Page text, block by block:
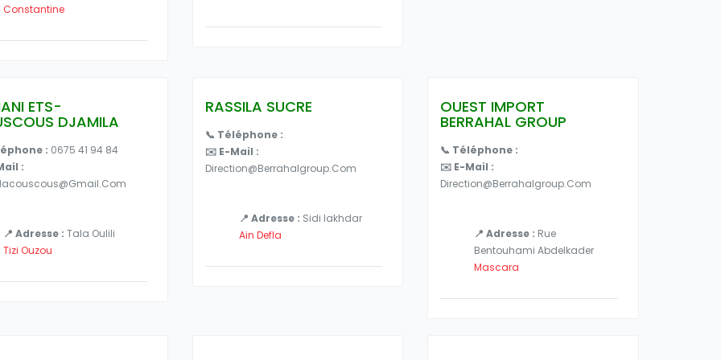
Constantine
ETS-
DJAMILA
: 0675 41 94 84
:
📍 Adresse : Tala Oulili
Tizi Ouzou
RASSILA SUCRE
📞 Téléphone :
✉️ E-Mail :
Direction@berrahalgroup.com
📍 Adresse : Sidi lakhdar
Ain Defla
OUEST IMPORT
BERRAHAL GROUP
📞 Téléphone :
✉️ E-Mail :
Direction@berrahalgroup.com
📍 Adresse : Rue
Bentouhami Abdelkader
Mascara